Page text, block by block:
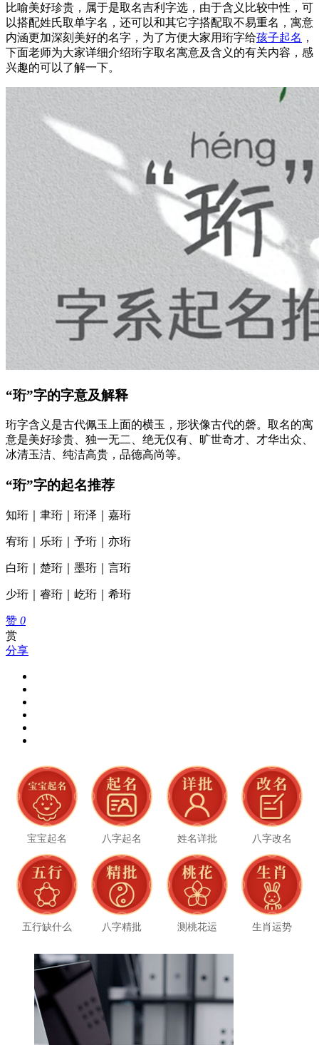
比喻美好珍贵，属于是取名吉利字选，由于含义比较中性，可
以搭配姓氏取单字名，还可以和其它字搭配取不易重名，寓意
内涵更加深刻美好的名字，为了方便大家用珩字给孩子起名 ，
下面老师为大家详细介绍珩字取名寓意及含义的有关内容，感
兴趣的可以了解一下。
“珩”字的字意及解释
珩字含义是古代佩玉上面的横玉，形状像古代的磬。取名的寓
意是美好珍贵、独一无二、绝无仅有、旷世奇才、才华出众、
冰清玉洁、纯洁高贵，品德高尚等。
“珩”字的起名推荐
知珩｜聿珩｜珩泽｜嘉珩
宥珩｜乐珩｜予珩｜亦珩
白珩｜楚珩｜墨珩｜言珩
少珩｜睿珩｜屹珩｜希珩
赞 0
赏
分享
宝宝起名 八字起名 姓名详批 八字改名
五行缺什么 八字精批 测桃花运 生肖运势